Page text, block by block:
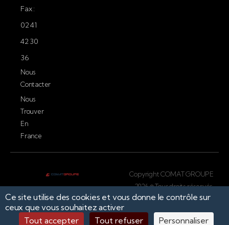
Fax :
02 41
42 30
36
Nous
Contacter
Nous
Trouver
En
France
Copyright COMAT GROUPE
2026 © Tous droits réservés.
Conception par
Ce site utilise des cookies et vous donne le contrôle sur
ceux que vous souhaitez activer
Tout accepter
Tout refuser Personnaliser